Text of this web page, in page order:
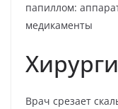
Врач срезает